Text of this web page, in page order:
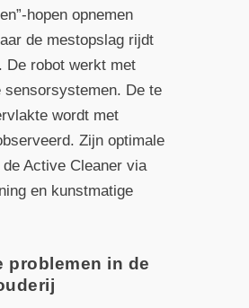
hopen opnemen
de mestopslag rijdt
De robot werkt met
sensorsystemen. De te
wordt met
Zijn optimale
Active Cleaner via
en kunstmatige
problemen in de